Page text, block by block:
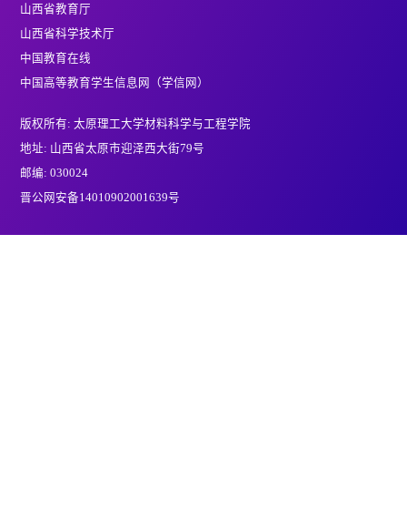
山西省教育厅
山西省科学技术厅
中国教育在线
中国高等教育学生信息网（学信网）
版权所有: 太原理工大学材料科学与工程学院
地址: 山西省太原市迎泽西大街79号
邮编: 030024
晋公网安备14010902001639号